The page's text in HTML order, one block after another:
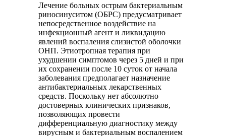
Лечение больных острым бактериальным
риносинуситом (ОБРС) предусматривает
непосредственное воздействие на
инфекционный агент и ликвидацию
явлений воспаления слизистой оболочки
ОНП. Этиотропная терапия при
ухудшении симптомов через 5 дней и при
их сохранении после 10 суток от начала
заболевания предполагает назначение
антибактериальных лекарственных
средств. Поскольку нет абсолютно
достоверных клинических признаков,
позволяющих провести
дифференциальную диагностику между
вирусным и бактериальным воспалением